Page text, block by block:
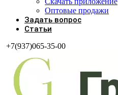
Оптовые продажи
Задать вопрос
Статьи
+7(937)065-35-00